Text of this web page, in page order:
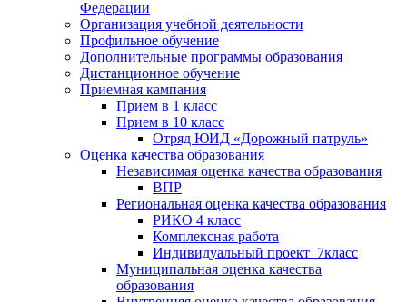
Федерации
Организация учебной деятельности
Профильное обучение
Дополнительные программы образования
Дистанционное обучение
Приемная кампания
Прием в 1 класс
Прием в 10 класс
Отряд ЮИД «Дорожный патруль»
Оценка качества образования
Независимая оценка качества образования
ВПР
Региональная оценка качества образования
РИКО 4 класс
Комплексная работа
Индивидуальный проект_7класс
Муниципальная оценка качества
образования